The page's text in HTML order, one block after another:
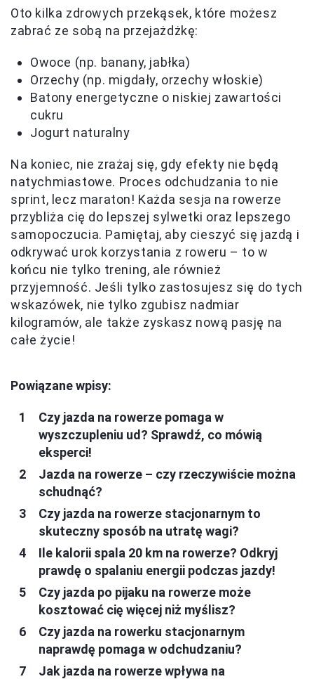
Oto kilka zdrowych przekąsek, które możesz
zabrać ze sobą na przejażdżkę:
Owoce (np. banany, jabłka)
Orzechy (np. migdały, orzechy włoskie)
Batony energetyczne o niskiej zawartości
cukru
Jogurt naturalny
Na koniec, nie zrażaj się, gdy efekty nie będą
natychmiastowe. Proces odchudzania to nie
sprint, lecz maraton! Każda sesja na rowerze
przybliża cię do lepszej sylwetki oraz lepszego
samopoczucia. Pamiętaj, aby cieszyć się jazdą i
odkrywać urok korzystania z roweru – to w
końcu nie tylko trening, ale również
przyjemność. Jeśli tylko zastosujesz się do tych
wskazówek, nie tylko zgubisz nadmiar
kilogramów, ale także zyskasz nową pasję na
całe życie!
Powiązane wpisy:
Czy jazda na rowerze pomaga w
wyszczupleniu ud? Sprawdź, co mówią
eksperci!
Jazda na rowerze – czy rzeczywiście można
schudnąć?
Czy jazda na rowerze stacjonarnym to
skuteczny sposób na utratę wagi?
Ile kalorii spala 20 km na rowerze? Odkryj
prawdę o spalaniu energii podczas jazdy!
Czy jazda po pijaku na rowerze może
kosztować cię więcej niż myślisz?
Czy jazda na rowerku stacjonarnym
naprawdę pomaga w odchudzaniu?
Jak jazda na rowerze wpływa na